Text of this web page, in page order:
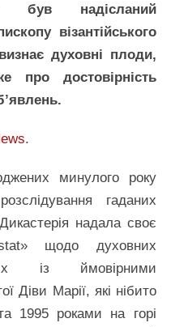
був надісланий
візантійського
духовні плоди,
про достовірність
.
минулого року
гаданих
надала своє
щодо духовних
із ймовірними
Діви Марії, які нібито
1995 роками на горі